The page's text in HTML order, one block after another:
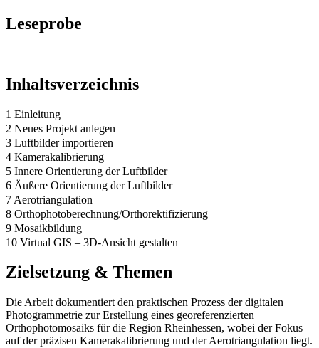
Leseprobe
Inhaltsverzeichnis
1 Einleitung
2 Neues Projekt anlegen
3 Luftbilder importieren
4 Kamerakalibrierung
5 Innere Orientierung der Luftbilder
6 Äußere Orientierung der Luftbilder
7 Aerotriangulation
8 Orthophotoberechnung/Orthorektifizierung
9 Mosaikbildung
10 Virtual GIS – 3D-Ansicht gestalten
Zielsetzung & Themen
Die Arbeit dokumentiert den praktischen Prozess der digitalen
Photogrammetrie zur Erstellung eines georeferenzierten
Orthophotomosaiks für die Region Rheinhessen, wobei der Fokus
auf der präzisen Kamerakalibrierung und der Aerotriangulation liegt.